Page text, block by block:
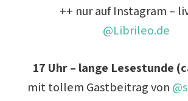
++ nur auf Instagram –
@Librileo.de
17 Uhr – lange Lesestunde
mit tollem Gastbeitrag von